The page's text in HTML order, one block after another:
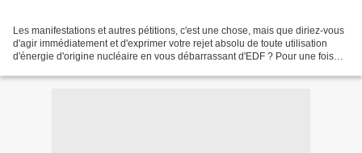
Les manifestations et autres pétitions, c'est une chose, mais que diriez-vous
d'agir immédiatement et d'exprimer votre rejet absolu de toute utilisation
d'énergie d'origine nucléaire en vous débarrassant d'EDF ? Pour une fois